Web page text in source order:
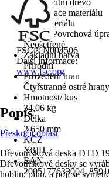
Kompozitní dřevo
Specifikace materiálu
Mix materiálu
Povrch/Povrchová
Neošetřené
Základní barva
Přírodní
Provedení hran
Čtyřstranné ostré hrany
Hmotnost/ kus
34,06 kg
Délka
2 650 mm
KČZ
X8JH
EAN
2005177633004,
FSC® N004506
Další informace:
www.fsc.org
Popis
Přeskočit oblast
Dřevotřísková deska DTD
Dřevotřískové desky se
hoblin, pilin, a pojí se